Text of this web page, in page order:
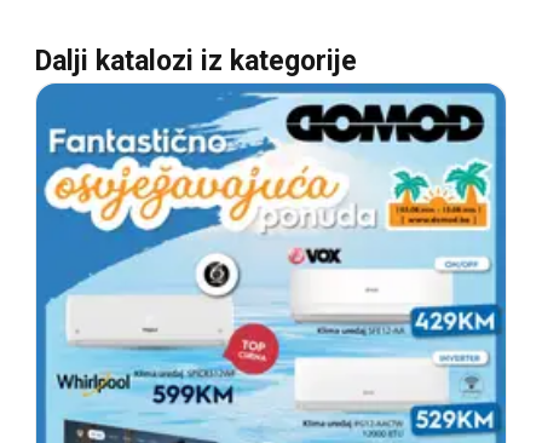
Dalji katalozi iz kategorije